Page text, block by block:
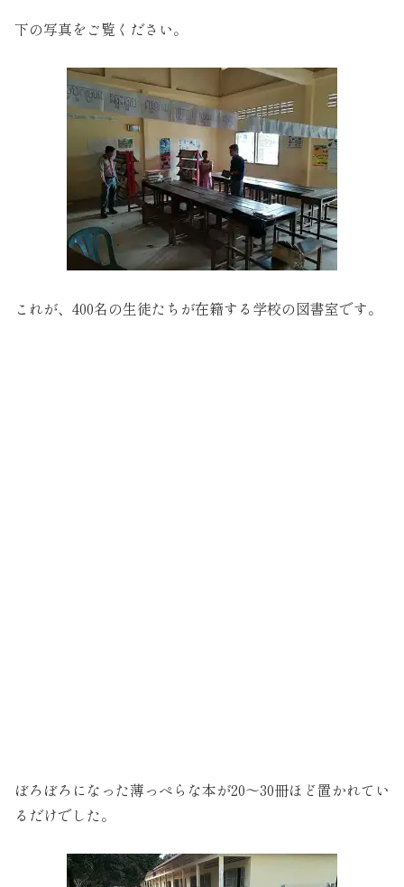
下の写真をご覧ください。
これが、400名の生徒たちが在籍する学校の図書室です。
ぼろぼろになった薄っぺらな本が20～30冊ほど置かれてい
るだけでした。